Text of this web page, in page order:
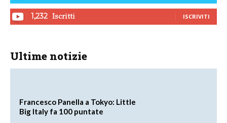
1,232 Iscritti ISCRIVITI
Ultime notizie
Francesco Panella a Tokyo: Little
Big Italy fa 100 puntate